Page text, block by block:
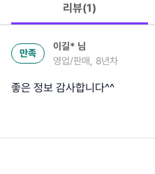
리뷰(1)
만족
이길* 님
영업/판매, 8년차
좋은 정보 감사합니다^^